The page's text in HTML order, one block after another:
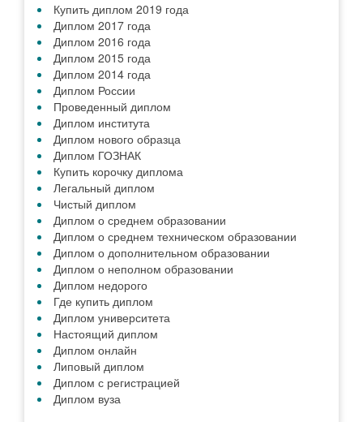
Купить диплом 2019 года
Диплом 2017 года
Диплом 2016 года
Диплом 2015 года
Диплом 2014 года
Диплом России
Проведенный диплом
Диплом института
Диплом нового образца
Диплом ГОЗНАК
Купить корочку диплома
Легальный диплом
Чистый диплом
Диплом о среднем образовании
Диплом о среднем техническом образовании
Диплом о дополнительном образовании
Диплом о неполном образовании
Диплом недорого
Где купить диплом
Диплом университета
Настоящий диплом
Диплом онлайн
Липовый диплом
Диплом с регистрацией
Диплом вуза